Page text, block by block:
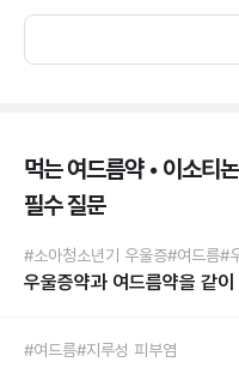
먹는 여드름약 • 이소티
필수 질문
#소아청소년기 우울증#여드름#
우울증약과 여드름약을 같
#여드름#지루성 피부염